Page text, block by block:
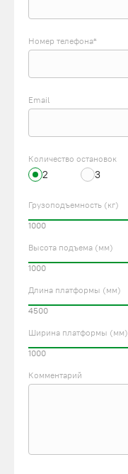
Номер телефона*
Email
Количество остановок
2 3
Грузоподъемность (кг)
1000
Высота подъема (мм)
1000
Длина платформы (мм)
4500
Ширина платформы (мм)
1000
Комментарий